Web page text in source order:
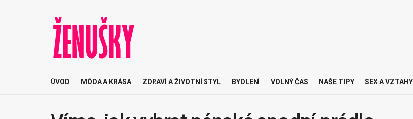
ÚVOD MÓDA A KRÁSA ZDRAVÍ A ŽIVOTNÍ STYL BYDLENÍ VOLNÝ ČAS NAŠE TIPY SEX A VZTAHY